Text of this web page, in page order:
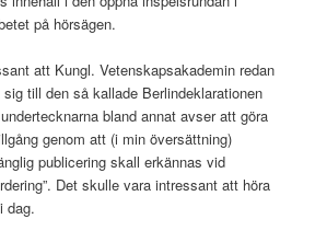
på hörsägen.
att Kungl. Vetenskapsakademin redan
till den så kallade Berlindeklarationen
bland annat avser att göra
genom att (i min översättning)
publicering skall erkännas vid
Det skulle vara intressant att höra
dag.